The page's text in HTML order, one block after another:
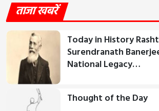
ताजा खबरें
Today in History
Surendranath
National Legacy…
Thought of the Day